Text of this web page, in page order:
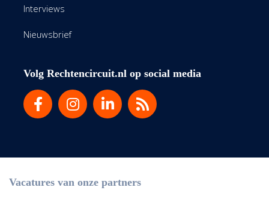
Interviews
Nieuwsbrief
Volg Rechtencircuit.nl op social media
Vacatures van onze partners